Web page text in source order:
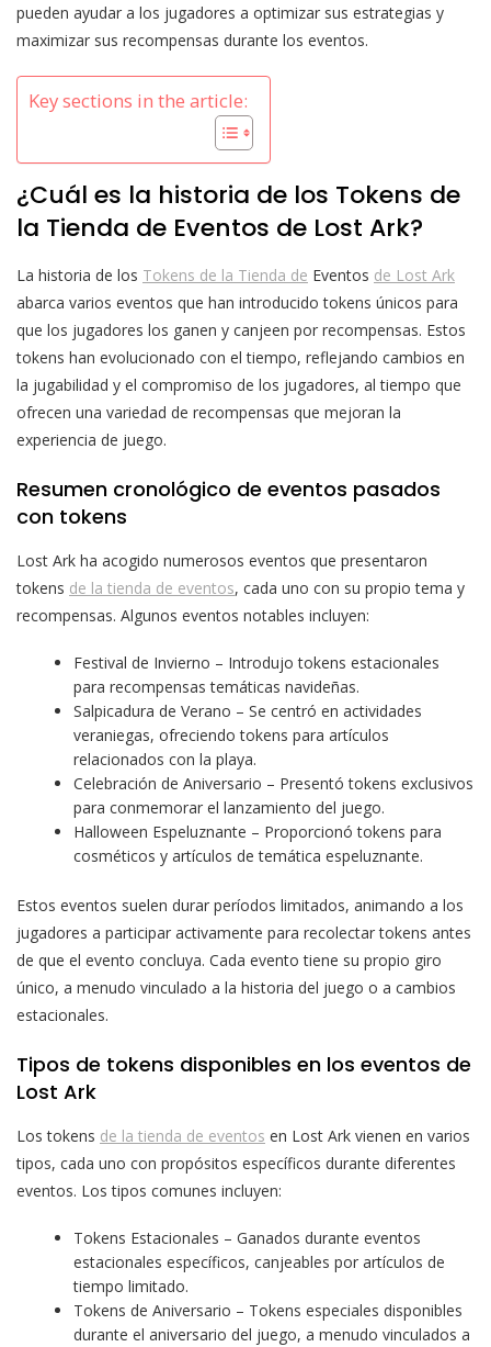
pueden ayudar a los jugadores a optimizar sus estrategias y
maximizar sus recompensas durante los eventos.
Key sections in the article:
¿Cuál es la historia de los Tokens de
la Tienda de Eventos de Lost Ark?
La historia de los Tokens de la Tienda de Eventos de Lost Ark
abarca varios eventos que han introducido tokens únicos para
que los jugadores los ganen y canjeen por recompensas. Estos
tokens han evolucionado con el tiempo, reflejando cambios en
la jugabilidad y el compromiso de los jugadores, al tiempo que
ofrecen una variedad de recompensas que mejoran la
experiencia de juego.
Resumen cronológico de eventos pasados
con tokens
Lost Ark ha acogido numerosos eventos que presentaron
tokens de la tienda de eventos, cada uno con su propio tema y
recompensas. Algunos eventos notables incluyen:
Festival de Invierno – Introdujo tokens estacionales
para recompensas temáticas navideñas.
Salpicadura de Verano – Se centró en actividades
veraniegas, ofreciendo tokens para artículos
relacionados con la playa.
Celebración de Aniversario – Presentó tokens exclusivos
para conmemorar el lanzamiento del juego.
Halloween Espeluznante – Proporcionó tokens para
cosméticos y artículos de temática espeluznante.
Estos eventos suelen durar períodos limitados, animando a los
jugadores a participar activamente para recolectar tokens antes
de que el evento concluya. Cada evento tiene su propio giro
único, a menudo vinculado a la historia del juego o a cambios
estacionales.
Tipos de tokens disponibles en los eventos de
Lost Ark
Los tokens de la tienda de eventos en Lost Ark vienen en varios
tipos, cada uno con propósitos específicos durante diferentes
eventos. Los tipos comunes incluyen:
Tokens Estacionales – Ganados durante eventos
estacionales específicos, canjeables por artículos de
tiempo limitado.
Tokens de Aniversario – Tokens especiales disponibles
durante el aniversario del juego, a menudo vinculados a